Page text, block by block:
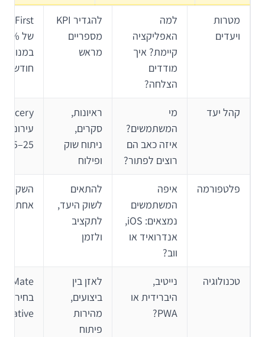
מטרות
ויעדים
למה
האפליקציה
קיימת? איך
מודדים
הצלחה?
להגדיר KPI
מספריים
מראש
חודשים
קהל יעד
מי
המשתמשים?
איזה כאב הם
רוצים לפתור?
ראיונות,
סקרים,
ניתוח שוק
ופילוח
עירוני
25–45
פלטפורמה
איפה
המשתמשים
נמצאים: iOS,
אנדרואיד או
ווב?
להתאים
לשוק היעד,
לתקציב
ולזמן
השקה
אחת
טכנולוגיה
נייטיב,
היברידית או
PWA?
לאזן בין
ביצועים,
מהירות
פיתוח
Native